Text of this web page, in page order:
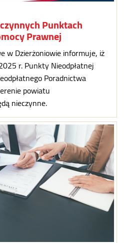
Punktach
Prawnej
w Dzierżoniowie informuje, iż
r. Punkty Nieodpłatnej
Poradnictwa
powiatu
nieczynne.